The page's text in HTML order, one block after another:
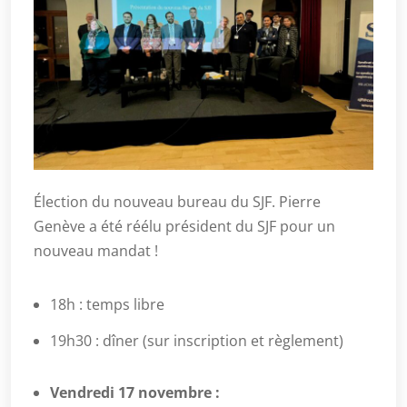
Élection du nouveau bureau du SJF. Pierre
Genève a été réélu président du SJF pour un
nouveau mandat !
18h : temps libre
19h30 : dîner (sur inscription et règlement)
Vendredi 17 novembre :